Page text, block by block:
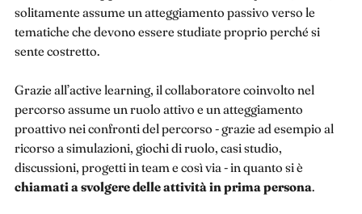
solitamente assume un atteggiamento passivo verso le
tematiche che devono essere studiate proprio perché si
sente costretto.
Grazie all’active learning, il collaboratore coinvolto nel
percorso assume un ruolo attivo e un atteggiamento
proattivo nei confronti del percorso - grazie ad esempio al
ricorso a simulazioni, giochi di ruolo, casi studio,
discussioni, progetti in team e così via - in quanto si è
chiamati a svolgere delle attività in prima persona.